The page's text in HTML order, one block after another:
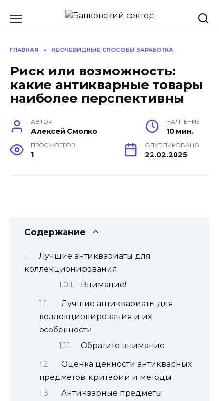
ГЛАВНАЯ » НЕОЧЕВИДНЫЕ СПОСОБЫ ЗАРАБОТКА
Риск или возможность:
какие антикварные товары
наиболее перспективны
АВТОР
Алексей Смолко
НА ЧТЕНИЕ
10 мин.
ПРОСМОТРОВ
1
ОПУБЛИКОВАНО
22.02.2025
Содержание
Лучшие антиквариаты для
коллекционирования
Внимание!
Лучшие антиквариаты для
коллекционирования и их
особенности
Обратите внимание
Оценка ценности антикварных
предметов: критерии и методы
Антикварные предметы